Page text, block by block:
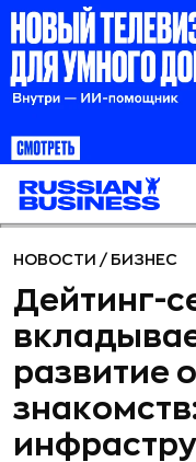
НОВОСТИ / БИЗНЕС
Дейтинг-
развитие